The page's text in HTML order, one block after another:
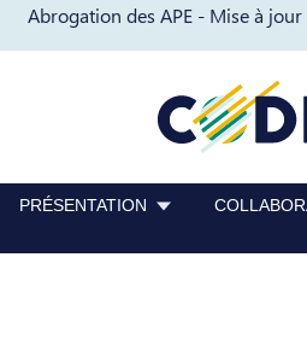
Abrogation des APE - Mise à
Passer au contenu Passer au pied
PRÉSENTATION